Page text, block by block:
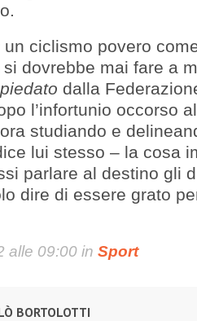
ciclismo povero
dovrebbe mai fare a
dalla
l’infortunio occorso
studiando e
lui stesso – la cosa
parlare al destino gli
dire di essere grato
alle 09:00 in Sport
BORTOLOTTI